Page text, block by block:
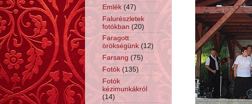
Emlék (47)
Falurészletek
fotókban (20)
Faragott
örökségünk (12)
Farsang (75)
Fotók (135)
Fotók
kézimunkákról
(14)